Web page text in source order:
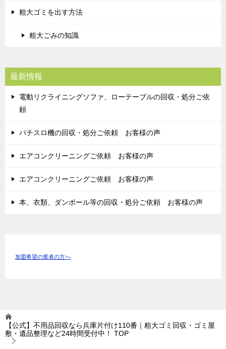
粗大ゴミを出す方法
粗大ごみの知識
最新情報
電動リクライニングソファ、ローテーブルの回収・処分ご依
頼
パチスロ機の回収・処分ご依頼 お客様の声
エアコンクリーニングご依頼 お客様の声
エアコンクリーニングご依頼 お客様の声
本、衣類、ダンボール等の回収・処分ご依頼 お客様の声
加盟希望の業者の方へ
【公式】不用品回収なら兵庫片付け110番｜粗大ゴミ回収・ゴミ屋
敷・遺品整理など24時間受付中！
TOP